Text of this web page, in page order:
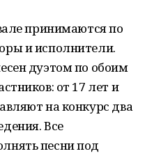
принимаются по
и исполнители.
дуэтом по обоим
от 17 лет и
на конкурс два
Все
песни под